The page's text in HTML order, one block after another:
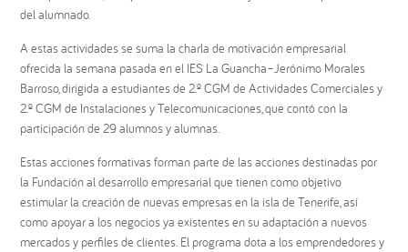
del alumnado.
A estas actividades se suma la charla de motivación empresarial
ofrecida la semana pasada en el IES La Guancha–Jerónimo Morales
Barroso, dirigida a estudiantes de 2.º CGM de Actividades Comerciales y
2.º CGM de Instalaciones y Telecomunicaciones, que contó con la
participación de 29 alumnos y alumnas.
Estas acciones formativas forman parte de las acciones destinadas por
la Fundación al desarrollo empresarial que tienen como objetivo
estimular la creación de nuevas empresas en la isla de Tenerife, así
como apoyar a los negocios ya existentes en su adaptación a nuevos
mercados y perfiles de clientes. El programa dota a los emprendedores y